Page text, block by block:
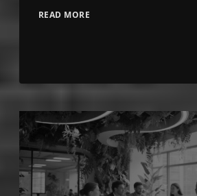
READ MORE